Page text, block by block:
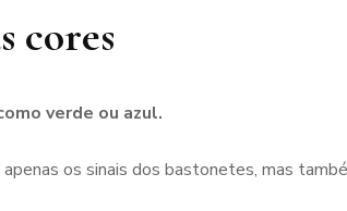
cores
verde ou azul.
apenas os sinais dos bastonetes, mas